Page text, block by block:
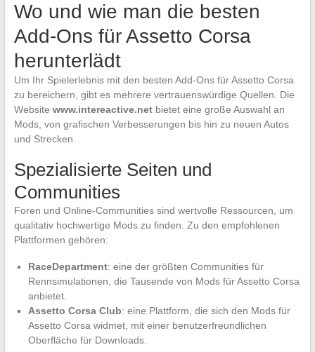
Wo und wie man die besten
Add-Ons für Assetto Corsa
herunterlädt
Um Ihr Spielerlebnis mit den besten Add-Ons für Assetto Corsa
zu bereichern, gibt es mehrere vertrauenswürdige Quellen. Die
Website www.intereactive.netbietet eine große Auswahl an
Mods, von grafischen Verbesserungen bis hin zu neuen Autos
und Strecken.
Spezialisierte Seiten und
Communities
Foren und Online-Communities sind wertvolle Ressourcen, um
qualitativ hochwertige Mods zu finden. Zu den empfohlenen
Plattformen gehören:
RaceDepartment: eine der größten Communities für
Rennsimulationen, die Tausende von Mods für Assetto Corsa
anbietet.
Assetto Corsa Club: eine Plattform, die sich den Mods für
Assetto Corsa widmet, mit einer benutzerfreundlichen
Oberfläche für Downloads.